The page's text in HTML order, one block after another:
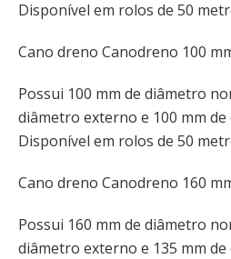
Disponível em rolos de 50
Cano dreno Canodreno 100
Possui 100 mm de diâmetro
diâmetro externo e 100 mm
Disponível em rolos de 50
Cano dreno Canodreno 160
Possui 160 mm de diâmetro
diâmetro externo e 135 mm